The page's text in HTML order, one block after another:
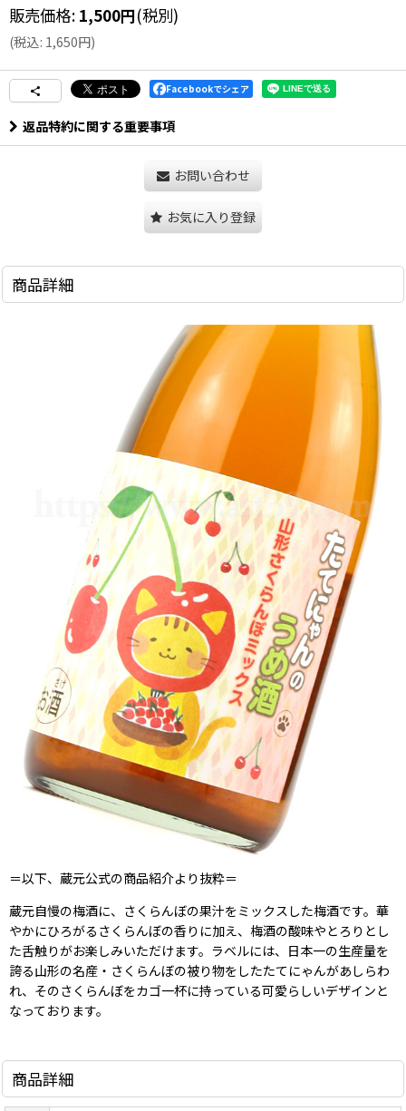
販売価格: 1,500円(税別)
(税込: 1,650円)
Facebookでシェア
返品特約に関する重要事項
お問い合わせ
お気に入り登録
商品詳細
＝以下、蔵元公式の商品紹介より抜粋＝
蔵元自慢の梅酒に、さくらんぼの果汁をミックスした梅酒です。華
やかにひろがるさくらんぼの香りに加え、梅酒の酸味やとろりとし
た舌触りがお楽しみいただけます。ラベルには、日本一の生産量を
誇る山形の名産・さくらんぼの被り物をしたたてにゃんがあしらわ
れ、そのさくらんぼをカゴ一杯に持っている可愛らしいデザインと
なっております。
商品詳細